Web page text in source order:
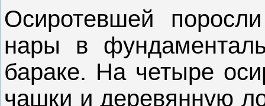
Осиротевшей
нары в
бараке. На четыре
чашки и деревянную